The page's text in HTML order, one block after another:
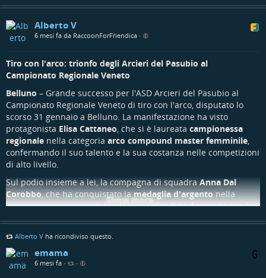
Alberto V
6 mesi fa da RaccoonForFriendica •
Tiro con l'arco: trionfo degli Arcieri del Pasubio al
Campionato Regionale Veneto
Belluno – Grande successo per l'ASD Arcieri del Pasubio al
Campionato Regionale Veneto di tiro con l'arco, disputato lo
scorso 31 gennaio a Belluno. La manifestazione ha visto
protagonista Elisa Cattaneo, che si è laureata campionessa
regionale nella categoria arco compound master femminile,
confermando il suo talento e la sua costanza nelle competizioni
di alto livello.
Sul podio insieme a lei, la compagna di squadraAnna Dal
Corobbo, che ha conquistato lamedaglia d'argentonella
stessa categoria, completando una splendida doppietta per la
Ma le soddisfazioni per gli Arcieri del Pasubio non si sono
fermate qui. Nella gara a squadre, il trio composto da
Cattaneo, Anna Dal Corobbo e Cristina Garzaro
la competizione, aggiudicandosi la
Show more...
Alberto V ha ricondiviso questo.
emama
6 mesi fa • •